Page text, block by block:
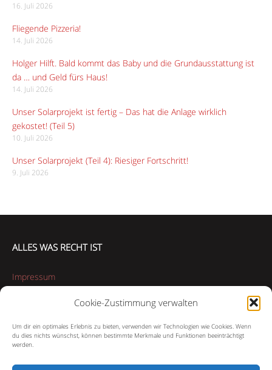
Cookie-Zustimmung verwalten
Um dir ein optimales Erlebnis zu bieten, verwenden wir Technologien wie Cookies. Wenn
du dies nichts wünschst, können bestimmte Merkmale und Funktionen beeinträchtigt
werden.
16. Juli 2026
Fliegende Pizzeria!
14. Juli 2026
Holger Hilft. Bald kommt das Baby und die Grundausstattung ist
da … und Geld fürs Haus!
14. Juli 2026
Unser Solarprojekt ist fertig – Das hat die Anlage wirklich
gekostet! (Teil 5)
10. Juli 2026
Unser Solarprojekt (Teil 4): Riesiger Fortschritt!
9. Juli 2026
ALLES WAS RECHT IST
Impressum
Datenschutzerklärung
Cookie-Richtlinie (EU)